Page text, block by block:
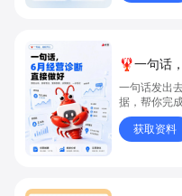
🦞一句话
一句话发出
据，帮你完成： ✅ 核心指标汇总 ✅ 同比、
势分析 ✅
定位 ✅ 下一
获取资料